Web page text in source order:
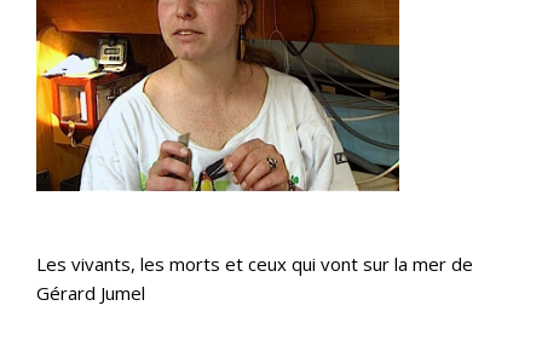
Les vivants, les morts et ceux qui vont sur la mer de
Gérard Jumel